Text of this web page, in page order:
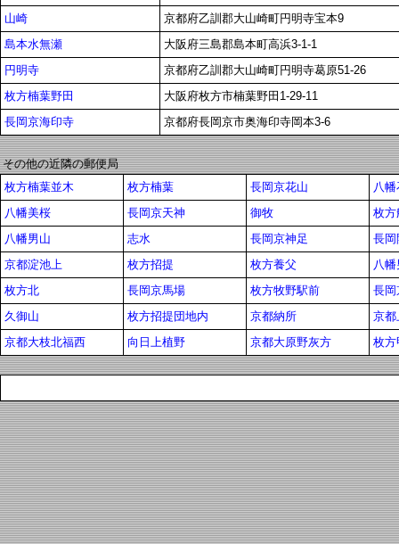
山崎
京都府乙訓郡大山崎町円明寺宝本9
島本水無瀬
大阪府三島郡島本町高浜3-1-1
円明寺
京都府乙訓郡大山崎町円明寺葛原51-26
枚方楠葉野田
大阪府枚方市楠葉野田1-29-11
長岡京海印寺
京都府長岡京市奥海印寺岡本3-6
その他の近隣の郵便局
枚方楠葉並木
枚方楠葉 長岡京花山
八
八幡美桜
長岡京天神 御牧
枚方
八幡男山
志水 長岡京神足
長岡
京都淀池上
枚方招提 枚方養父
八
枚方北
長岡京馬場 枚方牧野駅前
長岡
久御山
枚方招提団地内 京都納所
京都
京都大枝北福西
向日上植野 京都大原野灰方 枚方